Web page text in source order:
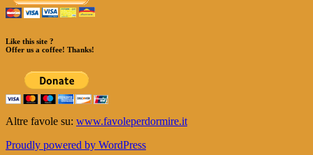
Like this site ?
Offer us a coffee! Thanks!
Altre favole su: www.favoleperdormire.it
Proudly powered by WordPress